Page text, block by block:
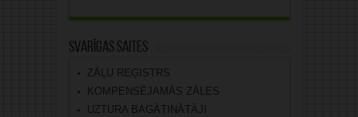
Svarīgas saites
ZĀĻU REĢISTRS
KOMPENSĒJAMĀS ZĀLES
UZTURA BAGĀTINĀTĀJI